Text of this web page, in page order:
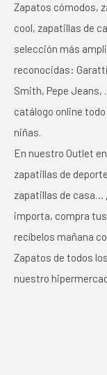
Zapatos cómodos,
cool, zapatillas de
selección más
reconocidas:
Smith, Pepe Jeans,
catálogo online
niñas.
En nuestro Outlet
zapatillas de
zapatillas de casa…
importa, compra
recíbelos mañana
Zapatos de todos
nuestro